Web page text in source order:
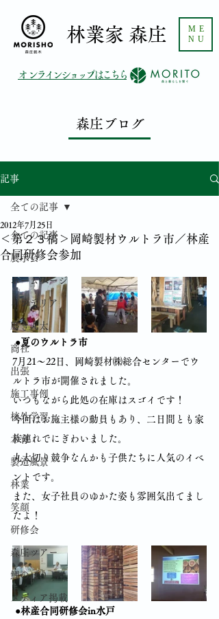
​林業家 森庄
​オンラインショップはこちら
ME
NU
森庄ブログ
記事
全ての記事
展示会
ホームページ
インテリア
磨き丸太
商社
出張
施工事例
校外学習
木育
製造風景
林業
笑顔
研修会
森庄ツアー
鯉のぼり
メディア掲載
全ての記事
＜第２３稿＞岡崎製材ウルトラ市／林産
合同研修会参加
2012年7月25日
●夏のウルトラ市
7月21～22日、岡崎製材㈱総合センターでウ
ルトラ市が開催されました。
いつもながら此処の在庫はスゴイです！
今回はお施主様の動員もあり、二日間とも家
族連れでにぎわいました。
丸太切り競争なんかも子供たちに人気のイベ
ントです。
また、女子社員のゆかた姿も雰囲気出てまし
たよ！
●林産合同研修会in水戸